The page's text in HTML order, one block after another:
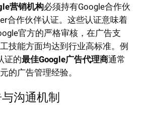
营销机构必须持有Google合作伙
合作伙伴认证。这些认证意味着
官方的严格审核，在广告支
技能方面均达到行业高标准。例
证的最佳Google广告代理商通常
的广告管理经验。
沟通机制